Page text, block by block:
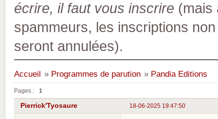
écrire, il faut vous inscrire (mais
spammeurs, les inscriptions
seront annulées).
Accueil » Programmes de parution » Pandia Editions
Pages : 1
18-06-2025 19:47:50
Pierrick'Tyosaure